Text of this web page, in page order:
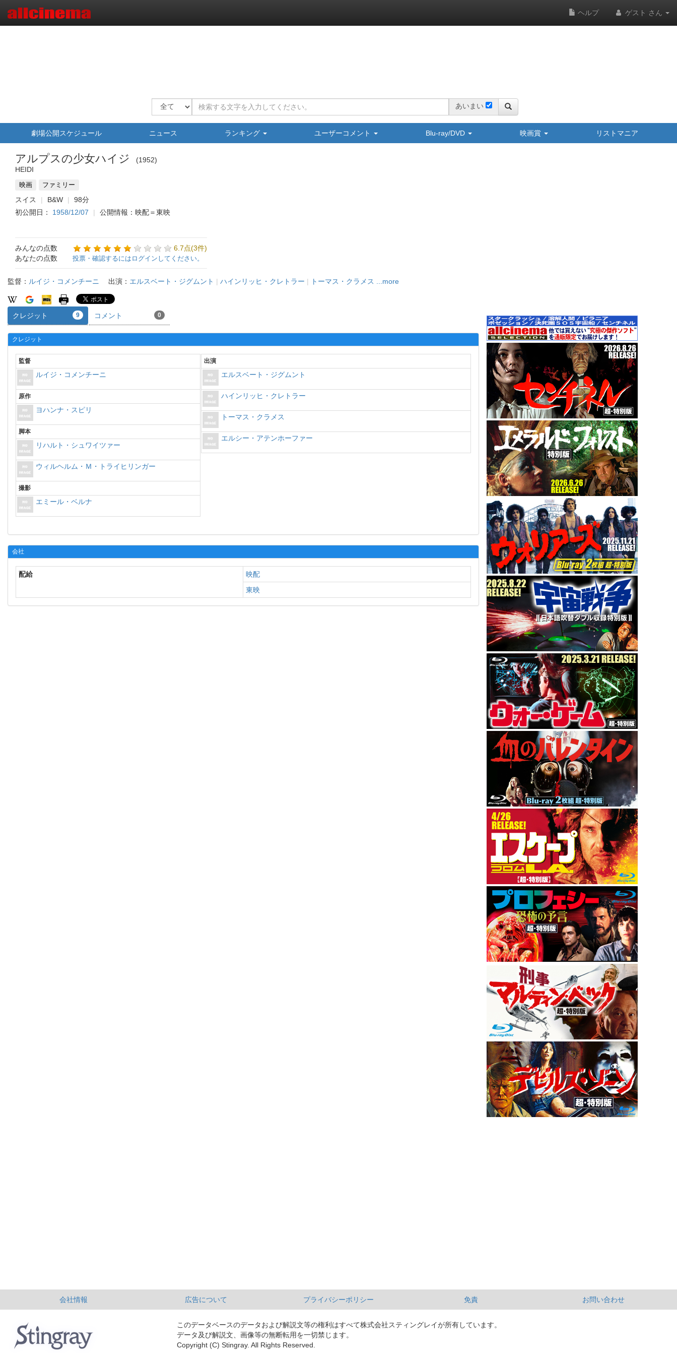
ヘルプ ゲスト さん
あいまい
劇場公開スケジュール ニュース ランキング ユーザーコメント Blu-ray/DVD 映画賞 リストマニア
アルプスの少女ハイジ
1952
HEIDI
映画 ファミリー
スイス B&W
98分
初公開日： 1958/12/07 公開情報：映配＝東映
みんなの点数
6.7点(3件)
あなたの点数
投票・確認するにはログインしてください。
監督： ルイジ・コメンチーニ 出演： エルスベート・ジグムント | ハインリッヒ・クレトラー | トーマス・クラメス ...more
クレジット 9 コメント 0
クレジット
監督
ルイジ・コメンチーニ
原作
ヨハンナ・スピリ
脚本
リハルト・シュワイツァー
ウィルヘルム・Ｍ・トライヒリンガー
撮影
エミール・ベルナ
出演
エルスベート・ジグムント
ハインリッヒ・クレトラー
トーマス・クラメス
エルシー・アテンホーファー
会社
配給
映配
東映
会社情報 広告について プライバシーポリシー 免責 お問い合わせ
このデータベースのデータおよび解説文等の権利はすべて株式会社スティングレイが所有しています。
データ及び解説文、画像等の無断転用を一切禁じます。
Copyright (C) Stingray. All Rights Reserved.